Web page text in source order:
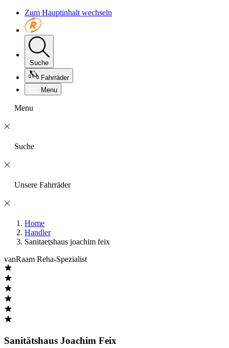
Zum Hauptinhalt wechseln
Suche
Fahrräder
Menu
Menu
Suche
Unsere Fahrräder
Home
Handler
Sanitaetshaus joachim feix
vanRaam Reha-Spezialist
Sanitätshaus Joachim Feix